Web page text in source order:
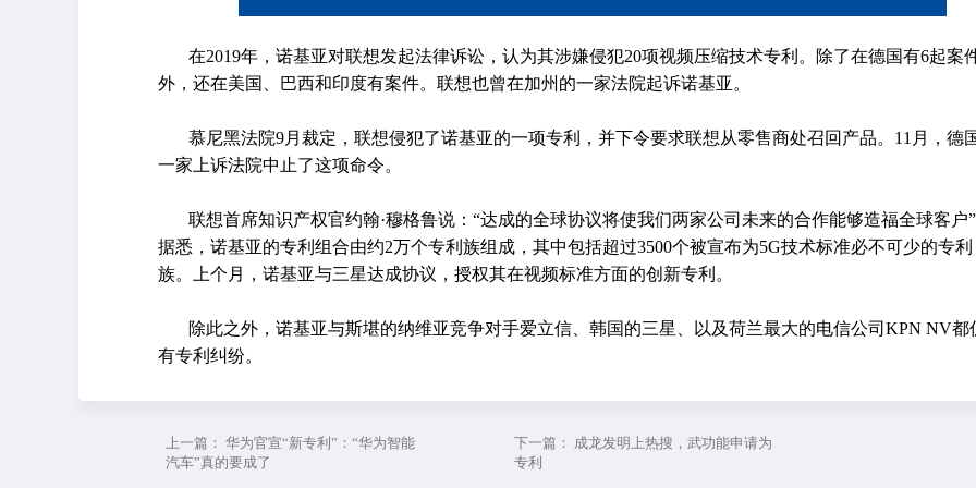
在2019年，诺基亚对联想发起法律诉讼，认为其涉嫌侵犯20项视频压缩技术专利。除了在德国有6起案
外，还在美国、巴西和印度有案件。联想也曾在加州的一家法院起诉诺基亚。
慕尼黑法院9月裁定，联想侵犯了诺基亚的一项专利，并下令要求联想从零售商处召回产品。11月，德
一家上诉法院中止了这项命令。
联想首席知识产权官约翰·穆格鲁说：“达成的全球协议将使我们两家公司未来的合作能够造福全球客户”
据悉，诺基亚的专利组合由约2万个专利族组成，其中包括超过3500个被宣布为5G技术标准必不可少的专利
族。上个月，诺基亚与三星达成协议，授权其在视频标准方面的创新专利。
除此之外，诺基亚与斯堪的纳维亚竞争对手爱立信、韩国的三星、以及荷兰最大的电信公司KPN NV都
有专利纠纷。
上一篇： 华为官宣“新专利”：“华为智能
汽车”真的要成了
下一篇： 成龙发明上热搜，武功能申请为
专利